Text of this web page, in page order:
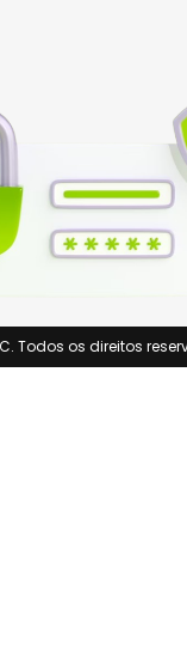
Todos os direitos